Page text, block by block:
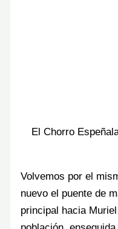
El Chorro
Volvemos por el
nuevo el puente de
principal hacia